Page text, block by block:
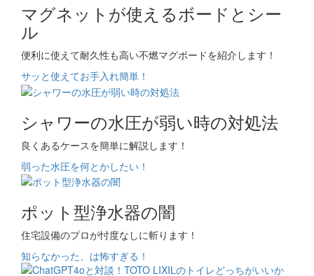
マグネットが使えるボードとシー
ル
便利に使えて耐久性も高い不燃マグボードを紹介します！
サッと使えてお手入れ簡単！
シャワーの水圧が弱い時の対処法
良くあるケースを簡単に解説します！
弱った水圧を何とかしたい！
ポット型浄水器の闇
住宅設備のプロが忖度なしに斬ります！
知らなかった、は怖すぎる！